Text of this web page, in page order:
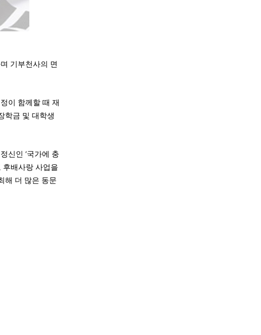
기부천사의 면
이 함께할 때 재
학금 및 대학생
신인 ‘국가에 충
후배사랑 사업을
해 더 많은 동문